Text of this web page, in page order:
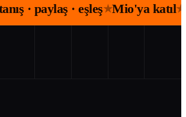
· paylaş · eşleş★Mio'ya katıl★